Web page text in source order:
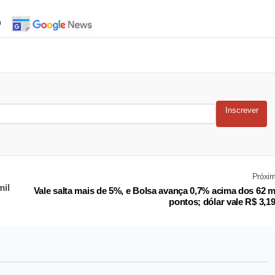
Inscrever
Vale salta mais de 5%, e Bolsa avança 0,7% acima dos 62
pontos; dólar vale R$